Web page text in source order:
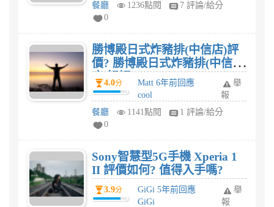
餐廳
1236點閱
7 評論/給分
0
勝博殿日式炸豬排(中信店)評
價? 勝博殿日式炸豬排(中信
店)好評?
4.0分
Matt 6年前回應
cool
舉
報
餐廳
1141點閱
1 評論/給分
0
Sony智慧型5G手機 Xperia 1
II 評價如何? 值得入手嗎?
3.9分
GiGi 5年前回應
GiGi
舉
報